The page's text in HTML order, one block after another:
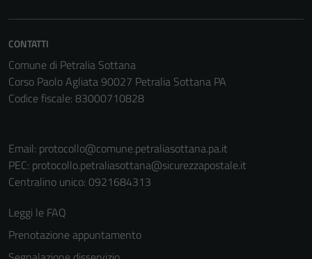
CONTATTI
Comune di Petralia Sottana
Corso Paolo Agliata 90027 Petralia Sottana PA
Codice fiscale: 83000710828
Email: protocollo@comune.petraliasottana.pa.it
PEC: protocollo.petraliasottana@sicurezzapostale.it
Centralino unico: 0921684313
Leggi le FAQ
Prenotazione appuntamento